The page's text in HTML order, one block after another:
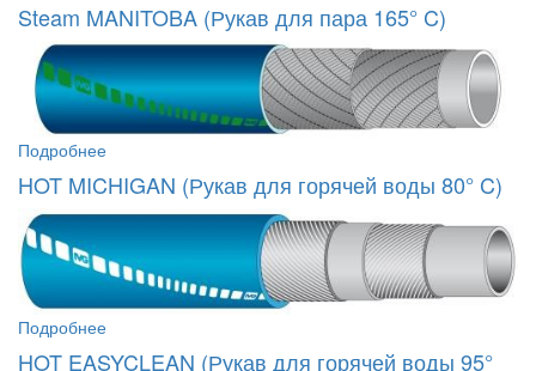
Steam MANITOBA (Рукав для пара 165° C)
Подробнее
HOT MICHIGAN (Рукав для горячей воды 80° C)
Подробнее
HOT EASYCLEAN (Рукав для горячей воды 95°